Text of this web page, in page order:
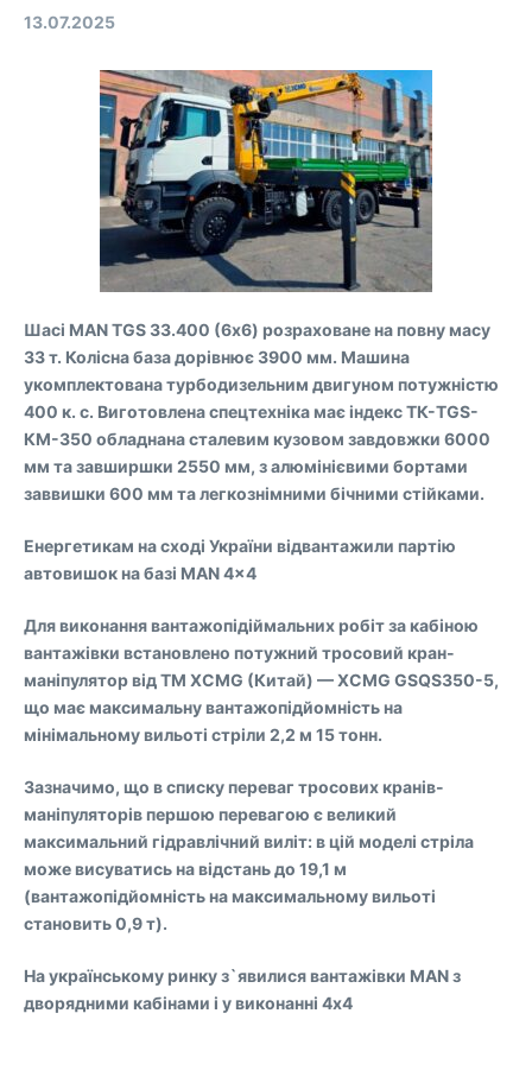
13.07.2025
Шасі MAN TGS 33.400 (6х6) розраховане на повну масу
33 т. Колісна база дорівнює 3900 мм. Машина
укомплектована турбодизельним двигуном потужністю
400 к. с. Виготовлена спецтехніка має індекс ТК-TGS-
КМ-350 обладнана сталевим кузовом завдовжки 6000
мм та завширшки 2550 мм, з алюмінієвими бортами
заввишки 600 мм та легкознімними бічними стійками.
Енергетикам на сході України відвантажили партію
автовишок на базі MAN 4×4
Для виконання вантажопідіймальних робіт за кабіною
вантажівки встановлено потужний тросовий кран-
маніпулятор від TM XCMG (Китай) — XCMG GSQS350-5,
що має максимальну вантажопідйомність на
мінімальному вильоті стріли 2,2 м 15 тонн.
Зазначимо, що в списку переваг тросових кранів-
маніпуляторів першою перевагою є великий
максимальний гідравлічний виліт: в цій моделі стріла
може висуватись на відстань до 19,1 м
(вантажопідйомність на максимальному вильоті
становить 0,9 т).
На українському ринку з`явилися вантажівки MAN з
дворядними кабінами і у виконанні 4х4